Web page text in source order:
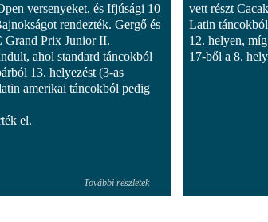
versenyeket, és Ifjúsági 10
rendezték. Gergő és
Grand Prix Junior II.
ahol standard táncokból
13. helyezést (3-as
amerikai táncokból pedig
el.
További részletek
vett részt
Latin
12. helyen,
17-ből a 8.